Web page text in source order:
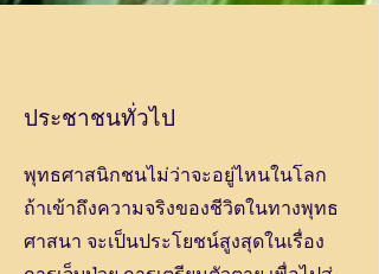
ประชาชนทั่วไป
พุทธศาสนิกชนไม่ว่าจะอยู่ไหนในโลก
ถ้าเข้าถึงความจริงของชีวิตในทางพุทธ
ศาสนา จะเป็นประโยชน์สูงสุดในเรื่อง